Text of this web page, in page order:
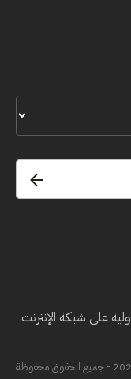
على شبكة الإنترنت